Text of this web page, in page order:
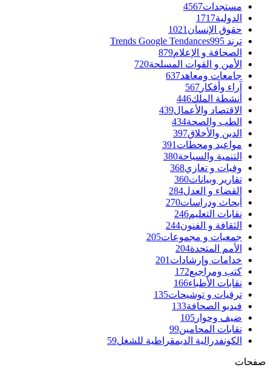
مستجدات4567
الدولية1717
حقوق الإنسان 1021
ترند Trends Google Tendances 995
الصحافة و الإعلام879
الأمن و القوات المسلحة720
جامعات ومعاهد637
آراء وأفكار 567
أنشطة الملك446
الاقتصاد والأعمال439
الطب والصحة434
الدين والأخلاق397
مواعيد ومحطات 391
التنمية والسياحة380
وفيات و تعازي368
تقارير وبيانات360
القضاء و العدل284
أبحاث ودراسات270
نقابات التعليم246
الثقافة و الفنون244
جمعيات و مجموعات205
الأمم المتحدة204
خدامات وإرشادات 201
كتب ومراجيع172
نقابات الأطباء166
ترقيات و توشيحات135
فيديو الصحافة133
ضيف وحوار 105
نقابات المحامين99
الكونفدرالية الديمقراطية للشغل59
صفحات